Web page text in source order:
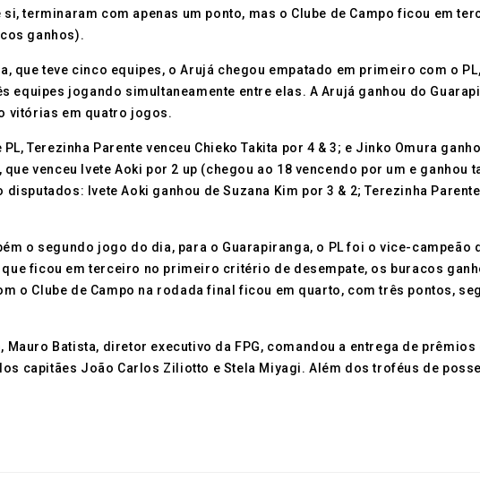
terminaram com apenas um ponto, mas o Clube de Campo ficou em
ganhos).
que teve cinco equipes, o Arujá chegou empatado em primeiro com o
equipes jogando simultaneamente entre elas. A Arujá ganhou do
vitórias em quatro jogos.
Terezinha Parente venceu Chieko Takita por 4 & 3; e Jinko Omura
venceu Ivete Aoki por 2 up (chegou ao 18 vencendo por um e ganhou
Ivete Aoki ganhou de Suzana Kim por 3 & 2; Terezinha
o segundo jogo do dia, para o Guarapiranga, o PL foi o vice-campeão
ficou em terceiro no primeiro critério de desempate, os buracos
o Clube de Campo na rodada final ficou em quarto, com três pontos,
Batista, diretor executivo da FPG, comandou a entrega de
capitães João Carlos Ziliotto e Stela Miyagi. Além dos troféus de